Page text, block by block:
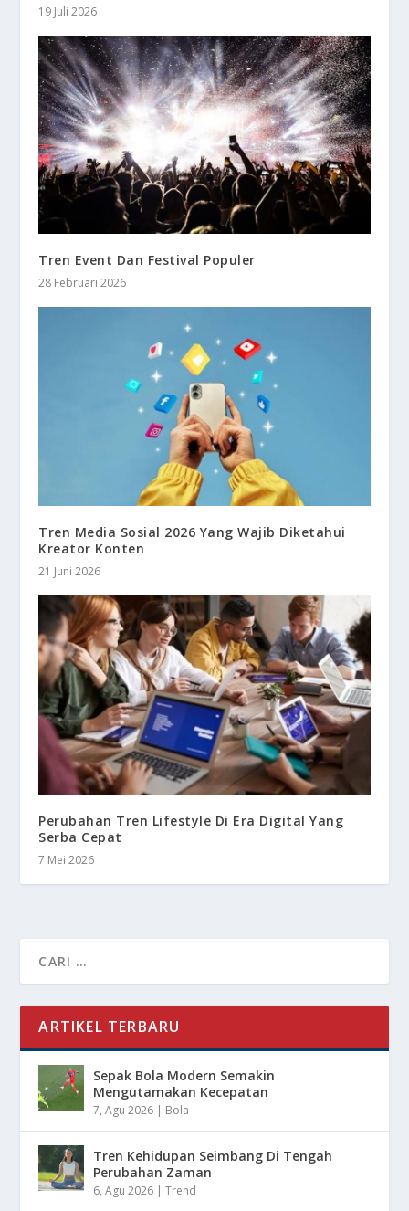
19 Juli 2026
Tren Event Dan Festival Populer
28 Februari 2026
Tren Media Sosial 2026 Yang Wajib Diketahui
Kreator Konten
21 Juni 2026
Perubahan Tren Lifestyle Di Era Digital Yang
Serba Cepat
7 Mei 2026
ARTIKEL TERBARU
Sepak Bola Modern Semakin
Mengutamakan Kecepatan
7, Agu 2026 | Bola
Tren Kehidupan Seimbang Di Tengah
Perubahan Zaman
6, Agu 2026 |Trend